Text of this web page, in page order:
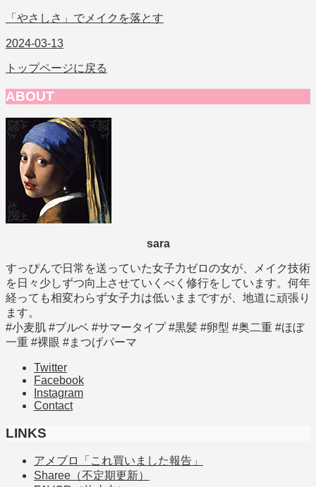
「やさしさ」でメイクを落とす
2024-03-13
トップページに戻る
ABOUT
sara
すっぴんで日常を送っていた女子力ゼロの女が、メイク技術
を日々少しずつ向上させていくべく修行をしています。何年
経っても相変わらず女子力は低いままですが、地道に頑張り
ます。
#小麦肌 #ブルベ #サマータイプ #黒髪 #卵型 #奥二重 #ほぼ
一重 #裸眼 #まつげパーマ
Twitter
Facebook
Instagram
Contact
LINKS
アメブロ「これ買いました報告」
Sharee（不定期更新）